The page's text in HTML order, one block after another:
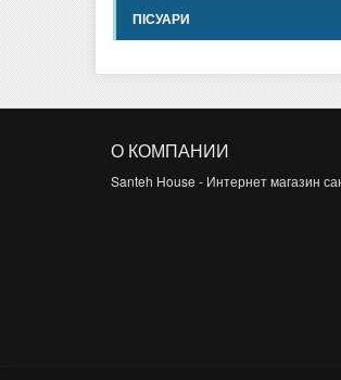
ПІСУАРИ
О КОМПАНИИ
Santeh House - Интернет магазин